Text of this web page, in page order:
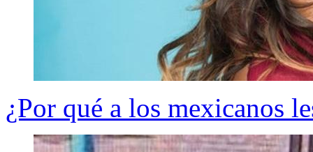
¿Por qué a los mexicanos